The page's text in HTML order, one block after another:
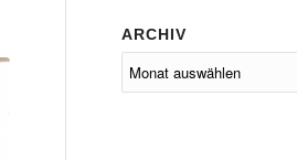
ARCHIV